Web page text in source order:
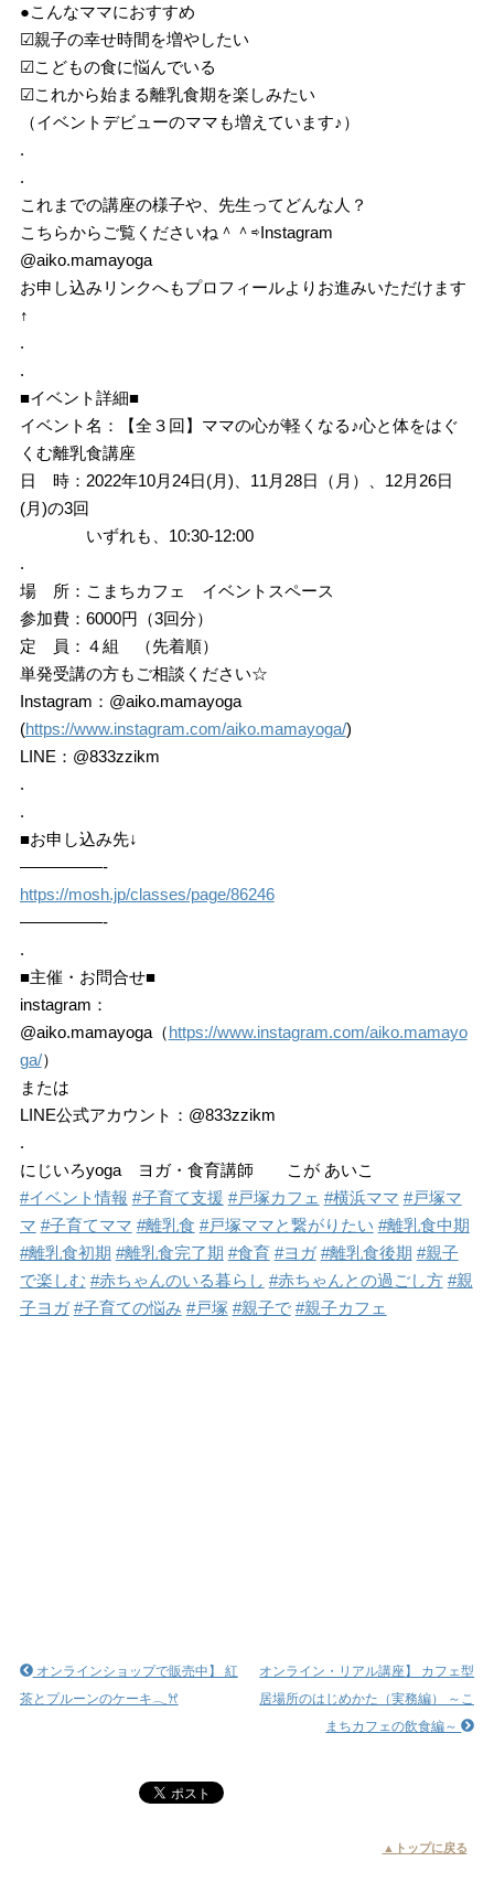
●こんなママにおすすめ
☑︎親子の幸せ時間を増やしたい
☑︎こどもの食に悩んでいる
☑︎これから始まる離乳食期を楽しみたい
（イベントデビューのママも増えています♪）
.
.
これまでの講座の様子や、先生ってどんな人？
こちらからご覧くださいね＾＾⇨Instagram
@aiko.mamayoga
お申し込みリンクへもプロフィールよりお進みいただけます
↑
.
.
■イベント詳細■
イベント名：【全３回】ママの心が軽くなる♪心と体をはぐ
くむ離乳食講座
日 時：2022年10月24日(月)、11月28日（月）、12月26日
(月)の3回
いずれも、10:30-12:00
.
場 所：こまちカフェ イベントスペース
参加費：6000円（3回分）
定 員：４組 （先着順）
単発受講の方もご相談ください☆
Instagram：@aiko.mamayoga
(https://www.instagram.com/aiko.mamayoga/)
LINE：@833zzikm
.
.
■お申し込み先↓
—————-
https://mosh.jp/classes/page/86246
—————-
.
■主催・お問合せ■
instagram：
@aiko.mamayoga（https://www.instagram.com/aiko.mamayo
ga/）
または
LINE公式アカウント：@833zzikm
.
にじいろyoga ヨガ・食育講師 こが あいこ
#イベント情報 #子育て支援 #戸塚カフェ #横浜ママ #戸塚マ
マ #子育てママ #離乳食 #戸塚ママと繋がりたい #離乳食中期
#離乳食初期 #離乳食完了期 #食育 #ヨガ #離乳食後期 #親子
で楽しむ #赤ちゃんのいる暮らし #赤ちゃんとの過ごし方 #親
子ヨガ #子育ての悩み #戸塚 #親子で #親子カフェ
オンライン・リアル講座】 カフェ型
居場所のはじめかた（実務編） ～こ
まちカフェの飲食編～
オンラインショップで販売中】 紅
茶とプルーンのケーキ𓂃ꕮ
▲トップに戻る